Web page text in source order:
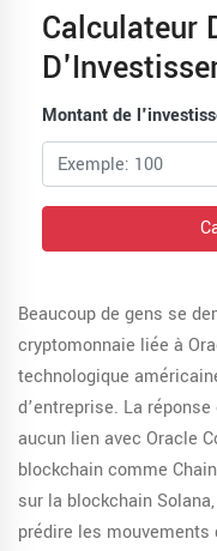
Calculateur
Montant de
Beaucoup de gens se
cryptomonnaie liée à
technologique
d’entreprise. La
aucun lien avec Oracle
blockchain comme
sur la blockchain
prédire les